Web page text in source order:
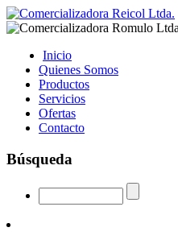
Inicio
Quienes Somos
Productos
Servicios
Ofertas
Contacto
Búsqueda